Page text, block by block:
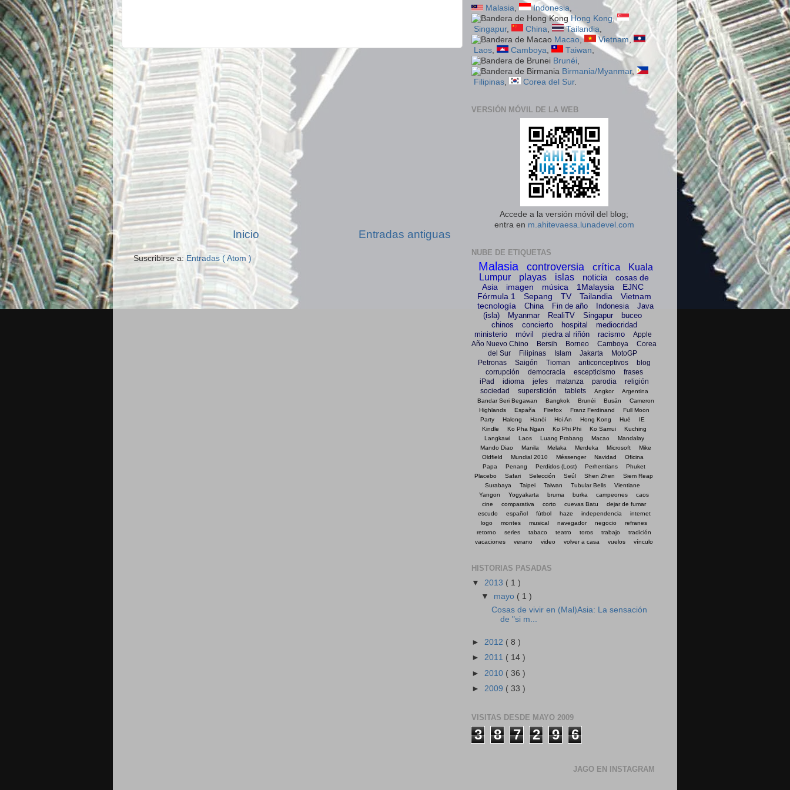
Entradas antiguas
Inicio
Suscribirse a: Entradas ( Atom )
Malasia, Indonesia,
Hong Kong,
Singapur, China, Tailandia,
Macao, Vietnam,
Laos, Camboya, Taiwan,
Brunéi,
Birmania/Myanmar,
Filipinas, Corea del Sur.
VERSIÓN MÓVIL DE LA WEB
Accede a la versión móvil del blog;
entra en m.ahitevaesa.lunadevel.com
NUBE DE ETIQUETAS
Malasia controversia crítica
Kuala
Lumpur
playas islas noticia
cosas de
Asia
imagen música 1Malaysia
EJNC
Fórmula 1
Sepang TV Tailandia
Vietnam
tecnología
China Fin de año Indonesia
Java
(isla)
Myanmar RealiTV Singapur
buceo
chinos
concierto hospital
mediocridad
ministerio
móvil piedra al riñón racismo
Apple
Año Nuevo Chino
Bersih Borneo Camboya
Corea
del Sur
Filipinas Islam Jakarta
MotoGP
Petronas
Saigón Tioman anticonceptivos
blog
corrupción
democracia escepticismo
frases
iPad
idioma jefes matanza parodia
religión
sociedad
superstición tablets Angkor
Argentina
Bandar Seri Begawan
Bangkok Brunéi Busán
Cameron
Highlands
España Firefox Franz Ferdinand
Full Moon
Party
Halong Hanói Hoi An Hong Kong Hué
IE
Kindle
Ko Pha Ngan Ko Phi Phi Ko Samui
Kuching
Langkawi
Laos Luang Prabang Macao
Mandalay
Mando Diao
Manila Melaka Merdeka Microsoft
Mike
Oldfield
Mundial 2010 Méssenger Navidad
Oficina
Papa
Penang Perdidos (Lost) Perhentians
Phuket
Placebo
Safari Selección Seúl Shen Zhen
Siem Reap
Surabaya
Taipei Taiwan Tubular Bells
Vientiane
Yangon
Yogyakarta bruma burka campeones
caos
cine
comparativa corto cuevas Batu
dejar de fumar
escudo
español fútbol haze independencia
internet
logo
montes musical navegador negocio
refranes
retorno
series tabaco teatro toros trabajo
tradición
vacaciones
verano video volver a casa vuelos vínculo
HISTORIAS PASADAS
▼ 2013 ( 1 )
▼ mayo ( 1 )
Cosas de vivir en (Mal)Asia: La sensación
de "si m...
► 2012 ( 8 )
► 2011 ( 14 )
► 2010 ( 36 )
► 2009 ( 33 )
VISITAS DESDE MAYO 2009
3 8 7 2 9 6
JAGO EN INSTAGRAM